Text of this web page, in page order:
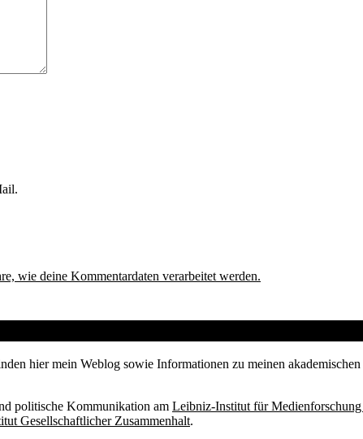
wie deine Kommentardaten verarbeitet werden.
hier mein Weblog sowie Informationen zu meinen
politische Kommunikation am Leibniz-Institut für
Gesellschaftlicher Zusammenhalt.